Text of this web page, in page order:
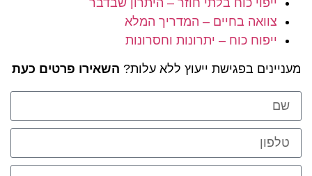
ייפוי כוח בלתי חוזר – היתרון שבדבר
צוואה בחיים – המדריך המלא
ייפוח כוח – יתרונות וחסרונות
מעניינים בפגישת ייעוץ ללא עלות? השאירו פרטים כעת